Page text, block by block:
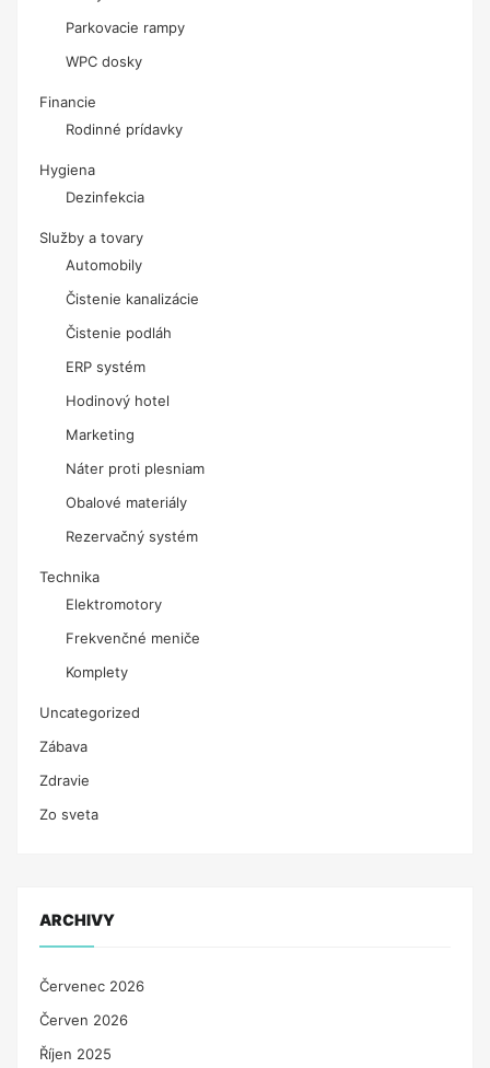
Parkovacie rampy
WPC dosky
Financie
Rodinné prídavky
Hygiena
Dezinfekcia
Služby a tovary
Automobily
Čistenie kanalizácie
Čistenie podláh
ERP systém
Hodinový hotel
Marketing
Náter proti plesniam
Obalové materiály
Rezervačný systém
Technika
Elektromotory
Frekvenčné meniče
Komplety
Uncategorized
Zábava
Zdravie
Zo sveta
ARCHIVY
Červenec 2026
Červen 2026
Říjen 2025